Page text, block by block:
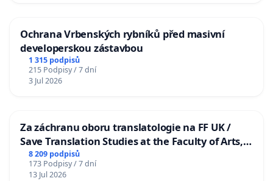
Ochrana Vrbenských rybníků před masivní
developerskou zástavbou
1 315 podpisů
215 Podpisy / 7 dní
3 Jul 2026
Za záchranu oboru translatologie na FF UK /
Save Translation Studies at the Faculty of Arts,
Charles University
8 209 podpisů
173 Podpisy / 7 dní
13 Jul 2026